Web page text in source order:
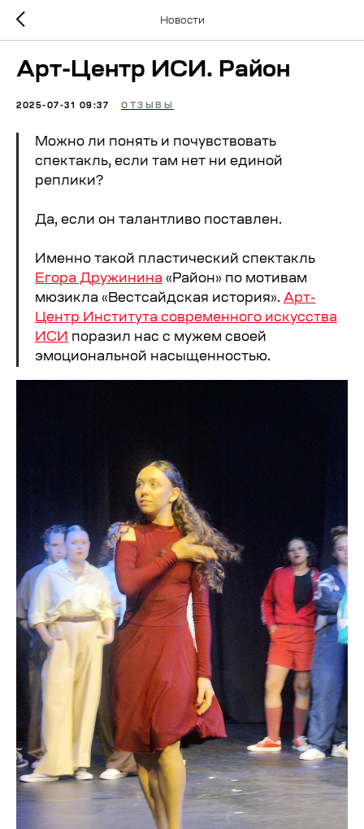
Новости
Арт-Центр ИСИ. Район
2025-07-31 09:37 ОТЗЫВЫ
Можно ли понять и почувствовать
спектакль, если там нет ни единой
реплики?
Да, если он талантливо поставлен.
Именно такой пластический спектакль
Егора Дружинина «Район» по мотивам
мюзикла «Вестсайдская история». Арт-
Центр Института современного искусства
ИСИ поразил нас с мужем своей
эмоциональной насыщенностью.